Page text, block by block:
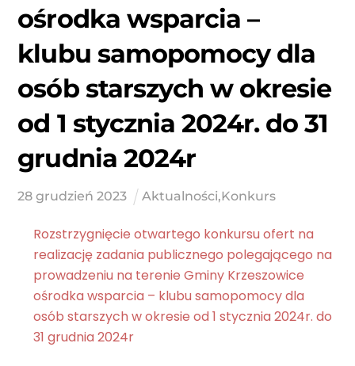
ośrodka wsparcia –
klubu samopomocy dla
osób starszych w okresie
od 1 stycznia 2024r. do 31
grudnia 2024r
28 grudzień 2023 Aktualności,Konkurs
Rozstrzygnięcie otwartego konkursu ofert na
realizację zadania publicznego polegającego na
prowadzeniu na terenie Gminy Krzeszowice
ośrodka wsparcia – klubu samopomocy dla
osób starszych w okresie od 1 stycznia 2024r. do
31 grudnia 2024r